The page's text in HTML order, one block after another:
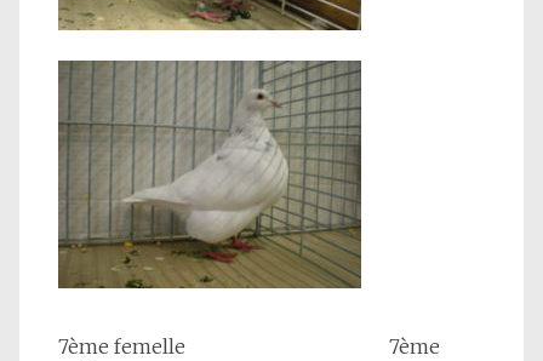
7ème femelle 7ème